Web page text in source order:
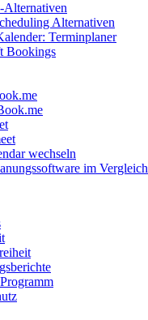
Alternativen
Alternativen
Terminplaner
Bookings
wechseln
im Vergleich